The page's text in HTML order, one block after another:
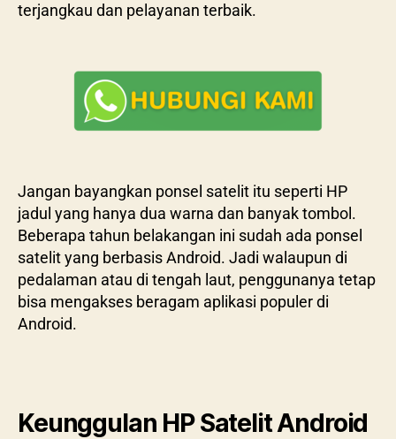
terjangkau dan pelayanan terbaik.
Jangan bayangkan ponsel satelit itu seperti HP
jadul yang hanya dua warna dan banyak tombol.
Beberapa tahun belakangan ini sudah ada ponsel
satelit yang berbasis Android. Jadi walaupun di
pedalaman atau di tengah laut, penggunanya tetap
bisa mengakses beragam aplikasi populer di
Android.
Keunggulan HP Satelit Android